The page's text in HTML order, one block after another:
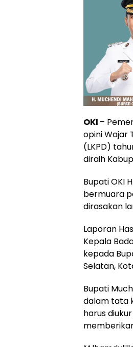
OKI –
opini Wajar
(LKPD)
diraih
Bupati OKI
bermuara
dirasakan
Laporan
Kepala
kepada
Selatan,
Bupati
dalam tata
harus